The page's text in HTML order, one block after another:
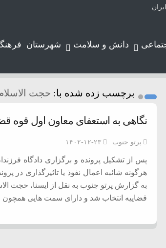
دانش و سلامت شهرستان
برچسب زده شده با: حجت
نگاهی به استعفای معاون اول قوه
پرتو جنوب ۱۴۰۲-۱۲-۲۳
پس از تشکیل پرونده و برگزاری دادگاه
هرگونه شائبه اعمال نفوذ یا تاثیرگذاری در
قضاییه انتخاب شد و دارای سمت هایی